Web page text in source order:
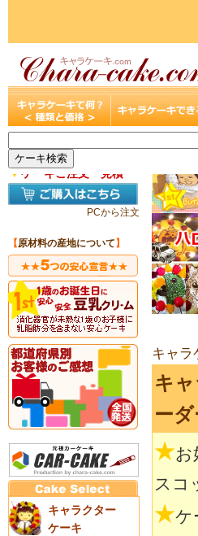
▼ケーキご注文・見積
PCから注文
【原材料の産地について 】
キャラクター
ケーキ
キャラ
キ
ー
★お
スコ
★ケ